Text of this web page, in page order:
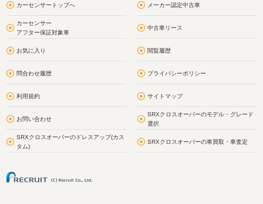
カーセンサートップへ メーカー認定中古車
カーセンサー
アフター保証対象車
中古車リース
お気に入り 閲覧履歴
問合わせ履歴 プライバシーポリシー
利用規約 サイトマップ
お問い合わせ
SRXクロスオーバーのモデル・グレード
選択
SRXクロスオーバーのドレスアップ(カス
タム)
SRXクロスオーバーの車買取・車査定